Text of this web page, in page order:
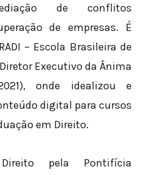
de conflitos
de empresas. É
– Escola Brasileira de
Executivo da Ânima
onde idealizou e
digital para cursos
em Direito.
pela Pontifícia